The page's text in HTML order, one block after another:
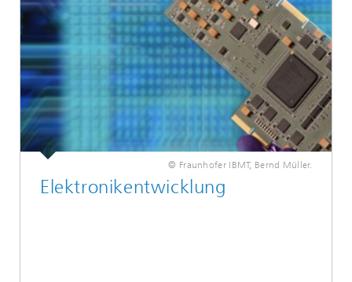
© Fraunhofer IBMT, Bernd Müller.
Elektronikentwicklung